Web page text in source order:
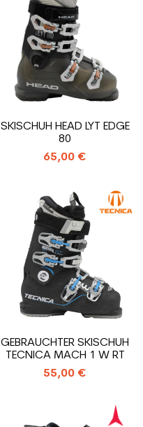
SKISCHUH HEAD LYT EDGE
80
65,00 €
GEBRAUCHTER SKISCHUH
TECNICA MACH 1 W RT
55,00 €